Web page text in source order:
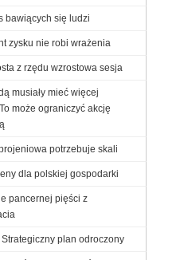
bawiących się ludzi
zysku nie robi wrażenia
z rzędu wzrostowa sesja
musiały mieć więcej
może ograniczyć akcję
potrzebuje skali
dla polskiej gospodarki
pancernej pięści z
plan odroczony